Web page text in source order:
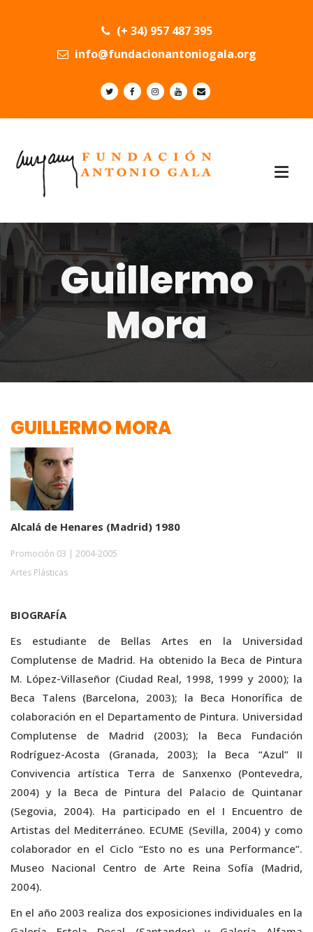
(+ 34) 957 487 395
info@fundacionantoniogala.org
Guillermo
Mora
GUILLERMO MORA
Alcalá de Henares (Madrid) 1980
Promoción 03 | 2004-2005
Artes Plásticas
BIOGRAFÍA
Es estudiante de Bellas Artes en la Universidad
Complutense de Madrid. Ha obtenido la Beca de Pintura
M. López-Villaseñor (Ciudad Real, 1998, 1999 y 2000); la
Beca Talens (Barcelona, 2003); la Beca Honorífica de
colaboración en el Departamento de Pintura. Universidad
Complutense de Madrid (2003); la Beca Fundación
Rodríguez-Acosta (Granada, 2003); la Beca “Azul” II
Convivencia artística Terra de Sanxenxo (Pontevedra,
2004) y la Beca de Pintura del Palacio de Quintanar
(Segovia, 2004). Ha participado en el I Encuentro de
Artistas del Mediterráneo. ECUME (Sevilla, 2004) y como
colaborador en el Ciclo “Esto no es una Performance”.
Museo Nacional Centro de Arte Reina Sofía (Madrid,
2004).
En el año 2003 realiza dos exposiciones individuales en la